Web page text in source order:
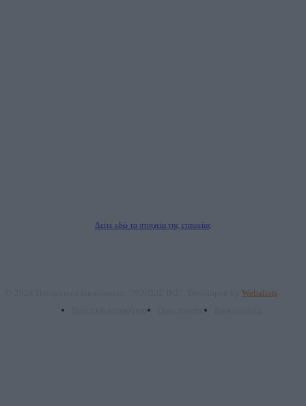
Δείτε εδώ τα στοιχεία της εταιρείας
Webalists